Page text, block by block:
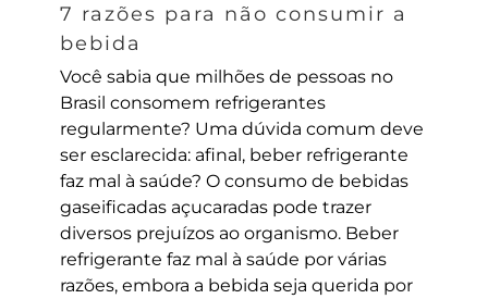
7 razões para não consumir a
bebida
Você sabia que milhões de pessoas no
Brasil consomem refrigerantes
regularmente? Uma dúvida comum deve
ser esclarecida: afinal, beber refrigerante
faz mal à saúde? O consumo de bebidas
gaseificadas açucaradas pode trazer
diversos prejuízos ao organismo. Beber
refrigerante faz mal à saúde por várias
razões, embora a bebida seja querida por